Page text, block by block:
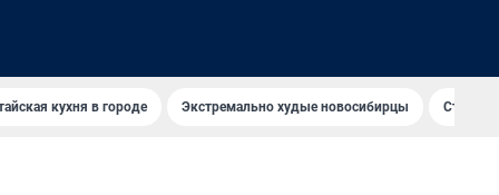
кухня в городе Экстремально худые новосибирцы Старт